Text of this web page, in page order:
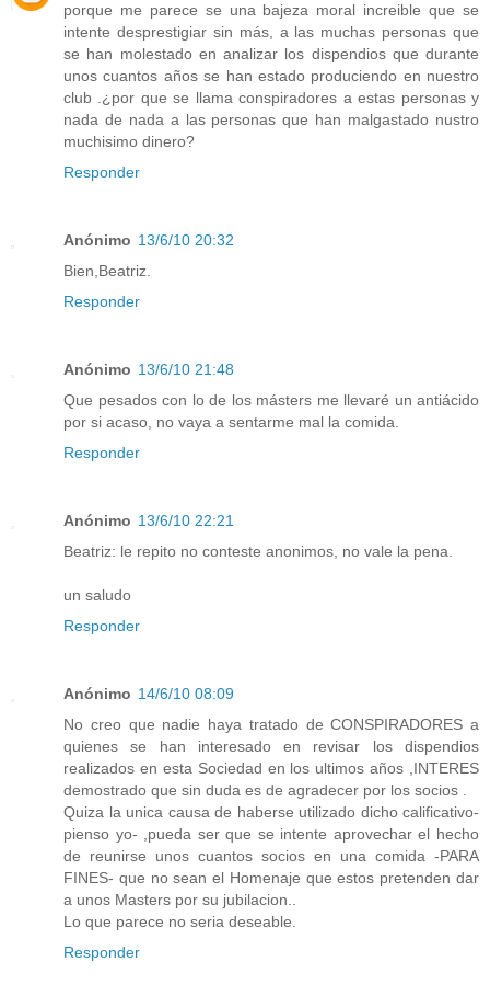
porque me parece se una bajeza moral increible que se
intente desprestigiar sin más, a las muchas personas que
se han molestado en analizar los dispendios que durante
unos cuantos años se han estado produciendo en nuestro
club .¿por que se llama conspiradores a estas personas y
nada de nada a las personas que han malgastado nustro
muchisimo dinero?
Responder
Anónimo 13/6/10 20:32
Bien,Beatriz.
Responder
Anónimo 13/6/10 21:48
Que pesados con lo de los másters me llevaré un antiácido
por si acaso, no vaya a sentarme mal la comida.
Responder
Anónimo 13/6/10 22:21
Beatriz: le repito no conteste anonimos, no vale la pena.
un saludo
Responder
Anónimo 14/6/10 08:09
No creo que nadie haya tratado de CONSPIRADORES a
quienes se han interesado en revisar los dispendios
realizados en esta Sociedad en los ultimos años ,INTERES
demostrado que sin duda es de agradecer por los socios .
Quiza la unica causa de haberse utilizado dicho calificativo-
pienso yo- ,pueda ser que se intente aprovechar el hecho
de reunirse unos cuantos socios en una comida -PARA
FINES- que no sean el Homenaje que estos pretenden dar
a unos Masters por su jubilacion..
Lo que parece no seria deseable.
Responder